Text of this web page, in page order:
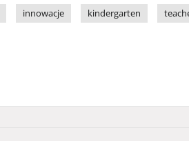
innowacje kindergarten